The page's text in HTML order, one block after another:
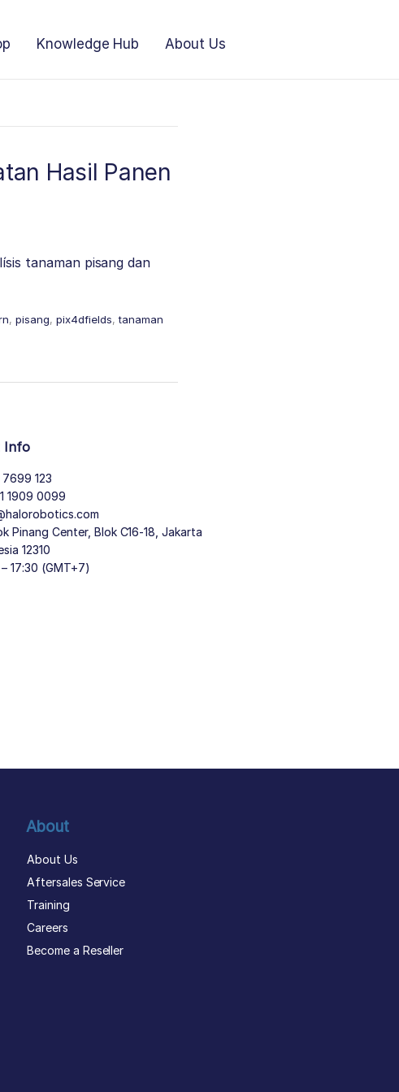
Knowledge Hub About Us
Hasil Panen
tanaman pisang dan
, pisang, pix4dfields,tanaman
Info
7699 123
1909 0099
Pinang Center, Blok C16-18, Jakarta
12310
17:30 (GMT+7)
About
About Us
Aftersales Service
Training
Careers
Become a Reseller